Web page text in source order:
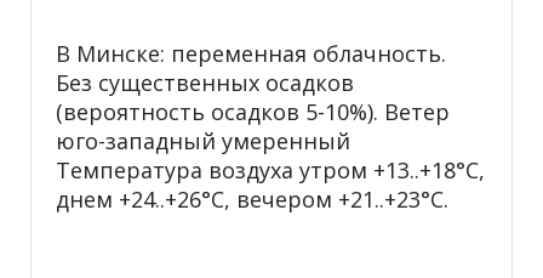
В Минске: переменная облачность.
Без существенных осадков
(вероятность осадков 5-10%). Ветер
юго-западный умеренный
Температура воздуха утром +13..+18°С,
днем +24..+26°С, вечером +21..+23°С.